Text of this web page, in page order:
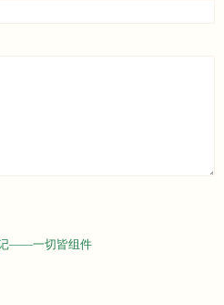
记——一切皆组件